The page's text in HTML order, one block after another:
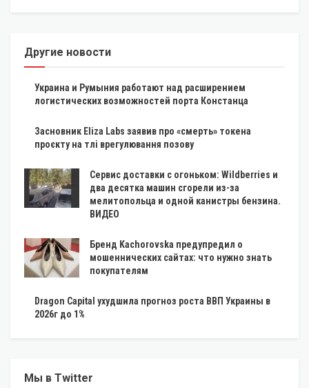
Другие новости
Украина и Румыния работают над расширением
логистических возможностей порта Констанца
Засновник Eliza Labs заявив про «смерть» токена
проєкту на тлі врегулювання позову
Сервис доставки с огоньком: Wildberries и
два десятка машин сгорели из-за
мелитопольца и одной канистры бензина.
ВИДЕО
Бренд Kachorovska предупредил о
мошеннических сайтах: что нужно знать
покупателям
Dragon Capital ухудшила прогноз роста ВВП Украины в
2026г до 1%
Мы в Twitter